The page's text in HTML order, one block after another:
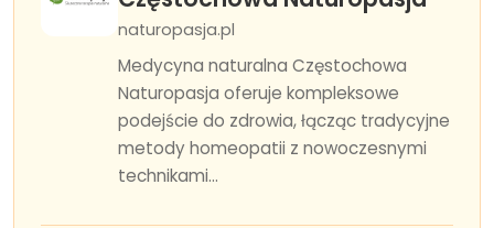
naturopasja.pl
Medycyna naturalna Częstochowa
Naturopasja oferuje kompleksowe
podejście do zdrowia, łącząc tradycyjne
metody homeopatii z nowoczesnymi
technikami...